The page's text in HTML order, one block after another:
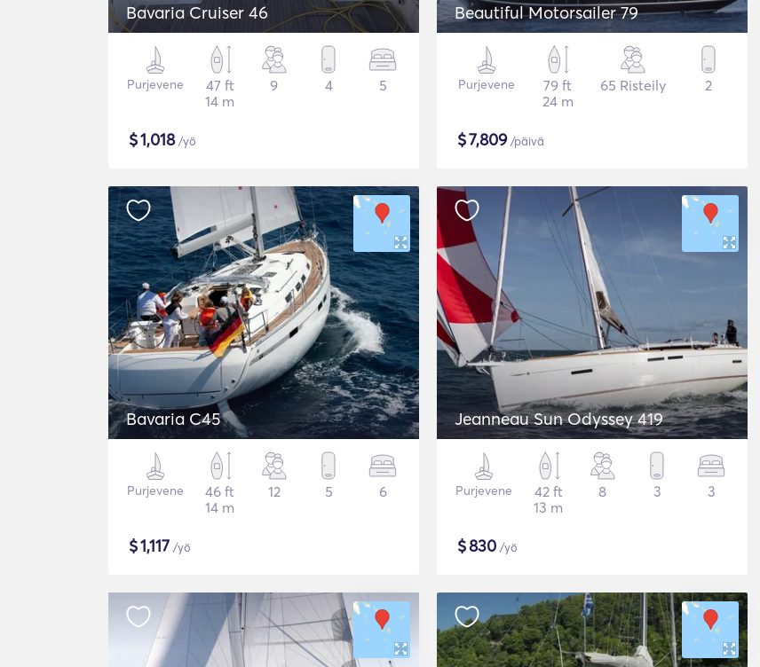
Bavaria Cruiser 46
Purjevene
47 ft
14 m
9 4 5
$1,018/yö
Beautiful Motorsailer 79
Purjevene
79 ft
24 m
65 Risteily 2
$7,809/päivä
Bavaria C45
Purjevene
46 ft
14 m
12 5 6
$1,117 /yö
Jeanneau Sun Odyssey 419
Purjevene
42 ft
13 m
8 3 3
$830 /yö